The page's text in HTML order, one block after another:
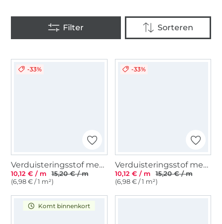
-33%
Verduisteringsstof met linnenlook, grijs
10,12 € / m
15,20 € / m
(6,98 € / 1 m²)
-33%
Verduisteringsstof met linnenlook, zilvergrijs
10,12 € / m
15,20 € / m
(6,98 € / 1 m²)
Komt binnenkort